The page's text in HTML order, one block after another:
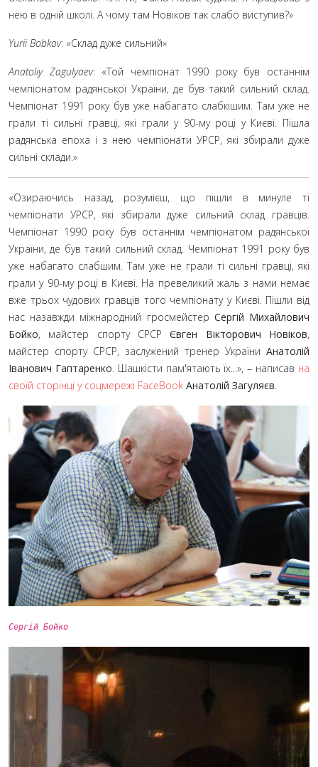
нею в одній школі. А чому там Новіков так слабо виступив?»
Yurii Bobkov: «Склад дуже сильний»
Anatoliy Zagulyaev: «Той чемпіонат 1990 року був останнім
чемпіонатом радянської України, де був такий сильний склад.
Чемпіонат 1991 року був уже набагато слабкішим. Там уже не
грали ті сильні гравці, які грали у 90-му році у Києві. Пішла
радянська епоха і з нею чемпіонати УРСР, які збирали дуже
сильні склади.»
«Озираючись назад, розумієш, що пішли в минуле ті
чемпіонати УРСР, які збирали дуже сильний склад гравців.
Чемпіонат 1990 року був останнім чемпіонатом радянської
України, де був такий сильний склад. Чемпіонат 1991 року був
уже набагато слабшим. Там уже не грали ті сильні гравці, які
грали у 90-му році в Києві. На превеликий жаль з нами немає
вже трьох чудових гравців того чемпіонату у Києві. Пішли від
нас назавжди міжнародний гросмейстер Сергій Михайлович
Бойко, майстер спорту СРСРЄвген Вікторович Новіков,
майстер спорту СРСР, заслужений тренер України Анатолій
Іванович Гаптаренко. Шашкісти пам'ятають їх...», – написав на
своїй сторінці у соцмережі FaceBook Анатолій Загуляєв.
Сергій Бойко